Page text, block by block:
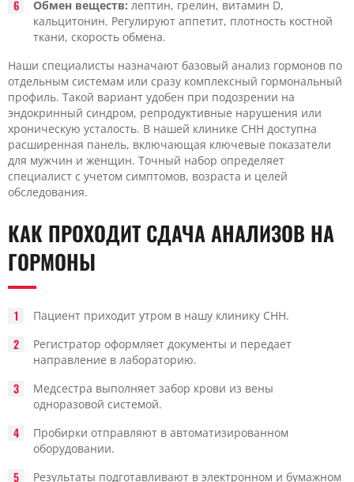
Обмен веществ: лептин, грелин, витамин D,
кальцитонин. Регулируют аппетит, плотность костной
ткани, скорость обмена.
Наши специалисты назначают базовый анализ гормонов по
отдельным системам или сразу комплексный гормональный
профиль. Такой вариант удобен при подозрении на
эндокринный синдром, репродуктивные нарушения или
хроническую усталость. В нашей клинике CHH доступна
расширенная панель, включающая ключевые показатели
для мужчин и женщин. Точный набор определяет
специалист с учетом симптомов, возраста и целей
обследования.
КАК ПРОХОДИТ СДАЧА АНАЛИЗОВ НА
ГОРМОНЫ
Пациент приходит утром в нашу клинику CHH.
Регистратор оформляет документы и передает
направление в лабораторию.
Медсестра выполняет забор крови из вены
одноразовой системой.
Пробирки отправляют в автоматизированном
оборудовании.
Результаты подготавливают в электронном и бумажном